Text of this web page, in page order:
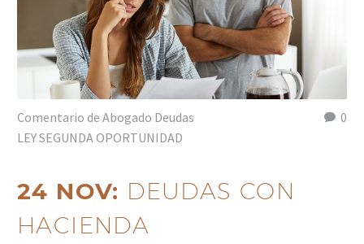
0
Comentario de Abogado Deudas
LEY SEGUNDA OPORTUNIDAD
24 NOV: DEUDAS CON
HACIENDA